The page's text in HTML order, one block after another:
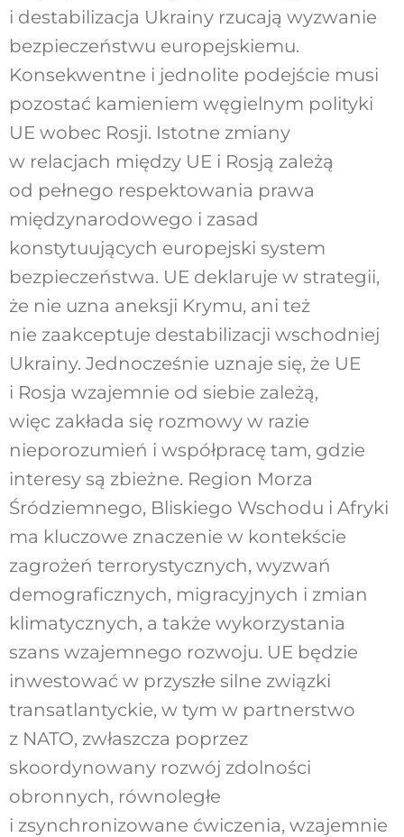
i destabilizacja Ukrainy rzucają wyzwanie
bezpieczeństwu europejskiemu.
Konsekwentne i jednolite podejście musi
pozostać kamieniem węgielnym polityki
UE wobec Rosji. Istotne zmiany
w relacjach między UE i Rosją zależą
od pełnego respektowania prawa
międzynarodowego i zasad
konstytuujących europejski system
bezpieczeństwa. UE deklaruje w strategii,
że nie uzna aneksji Krymu, ani też
nie zaakceptuje destabilizacji wschodniej
Ukrainy. Jednocześnie uznaje się, że UE
i Rosja wzajemnie od siebie zależą,
więc zakłada się rozmowy w razie
nieporozumień i współpracę tam, gdzie
interesy są zbieżne. Region Morza
Śródziemnego, Bliskiego Wschodu i Afryki
ma kluczowe znaczenie w kontekście
zagrożeń terrorystycznych, wyzwań
demograficznych, migracyjnych i zmian
klimatycznych, a także wykorzystania
szans wzajemnego rozwoju. UE będzie
inwestować w przyszłe silne związki
transatlantyckie, w tym w partnerstwo
z NATO, zwłaszcza poprzez
skoordynowany rozwój zdolności
obronnych, równoległe
i zsynchronizowane ćwiczenia, wzajemnie